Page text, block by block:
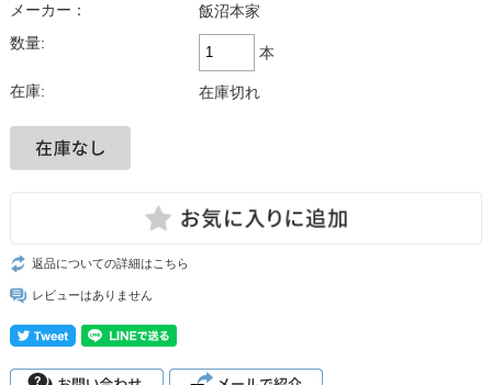
メーカー：
飯沼本家
数量:
本
在庫: 在庫切れ
返品についての詳細はこちら
レビューはありません